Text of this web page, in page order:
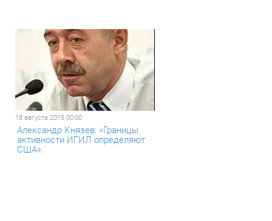
18 августа 2015 00:00
Александр Князев: «Границы
активности ИГИЛ определяют
США».